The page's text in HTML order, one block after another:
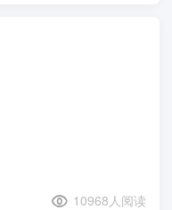
10968人阅读